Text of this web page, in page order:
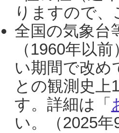
りますので
全国の気象台
（1960年以
い期間で改め
との観測史上
す。詳細は「
い。（2025年